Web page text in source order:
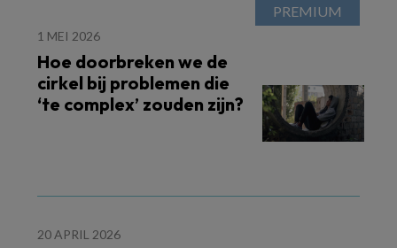
1 MEI 2026
Hoe doorbreken we de
cirkel bij problemen die
‘te complex’ zouden zijn?
20 APRIL 2026